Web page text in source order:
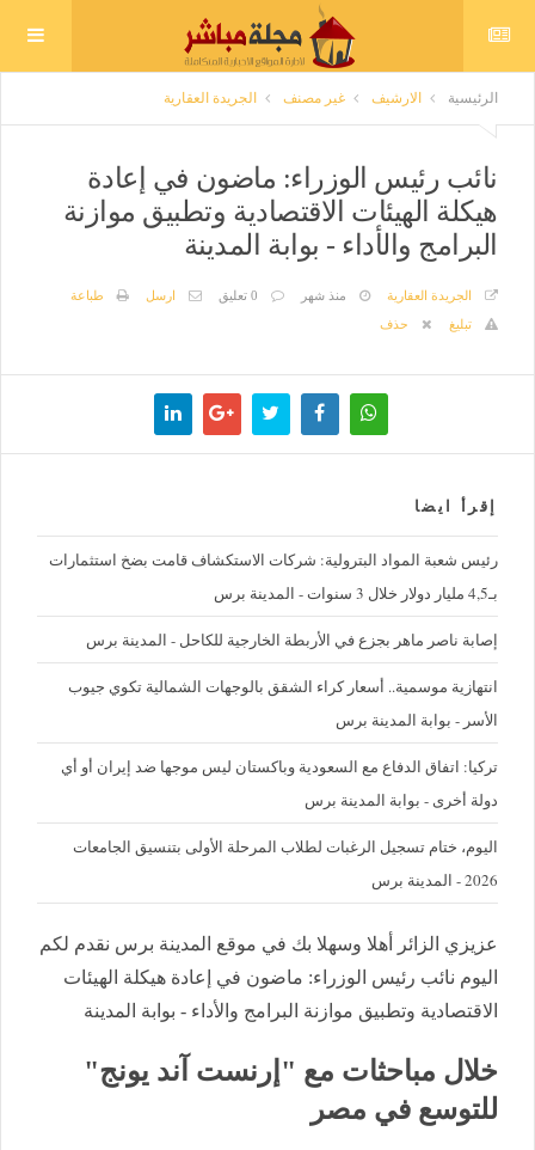
الرئيسية الارشيف غير مصنف الجريدة العقارية
نائب رئيس الوزراء: ماضون في إعادة
هيكلة الهيئات الاقتصادية وتطبيق موازنة
البرامج والأداء - بوابة المدينة
الجريدة العقارية منذ شهر 0 تعليق ارسل
طباعة
تبليغ
حذف
إقرأ ايضا
رئيس شعبة المواد البترولية: شركات الاستكشاف قامت بضخ استثمارات
بـ4,5 مليار دولار خلال 3 سنوات - المدينة برس
إصابة ناصر ماهر بجزع في الأربطة الخارجية للكاحل - المدينة برس
‪انتهازية موسمية.. أسعار كراء الشقق بالوجهات الشمالية تكوي جيوب
الأسر - بوابة المدينة برس
تركيا: اتفاق الدفاع مع السعودية وباكستان ليس موجها ضد إيران أو أي
دولة أخرى - بوابة المدينة برس
اليوم، ختام تسجيل الرغبات لطلاب المرحلة الأولى بتنسيق الجامعات
2026 - المدينة برس
عزيزي الزائر أهلا وسهلا بك في موقع المدينة برس نقدم لكم
اليوم نائب رئيس الوزراء: ماضون في إعادة هيكلة الهيئات
الاقتصادية وتطبيق موازنة البرامج والأداء - بوابة المدينة
خلال مباحثات مع "إرنست آند يونج"
للتوسع في مصر